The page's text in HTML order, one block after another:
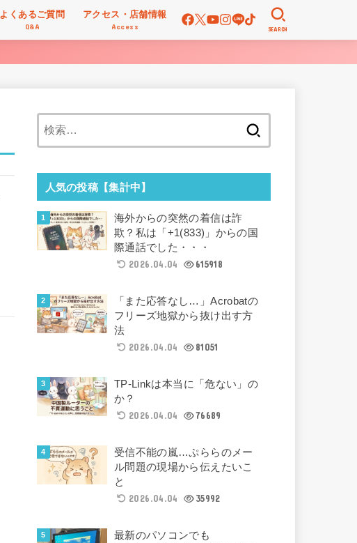
よくあるご質問
Q&A
アクセス・店舗情報
Access SEARCH
人気の投稿【集計中】
海外からの突然の着信は詐
欺？私は「+1(833)」からの国
際通話でした・・・
2026.04.04
615918
「また応答なし…」Acrobatの
フリーズ地獄から抜け出す方
法
2026.04.04
81051
TP-Linkは本当に「危ない」の
か？
2026.04.04
76689
受信不能の嵐…ぷららのメー
ル問題の現場から伝えたいこ
と
2026.04.04
35992
最新のパソコンでも